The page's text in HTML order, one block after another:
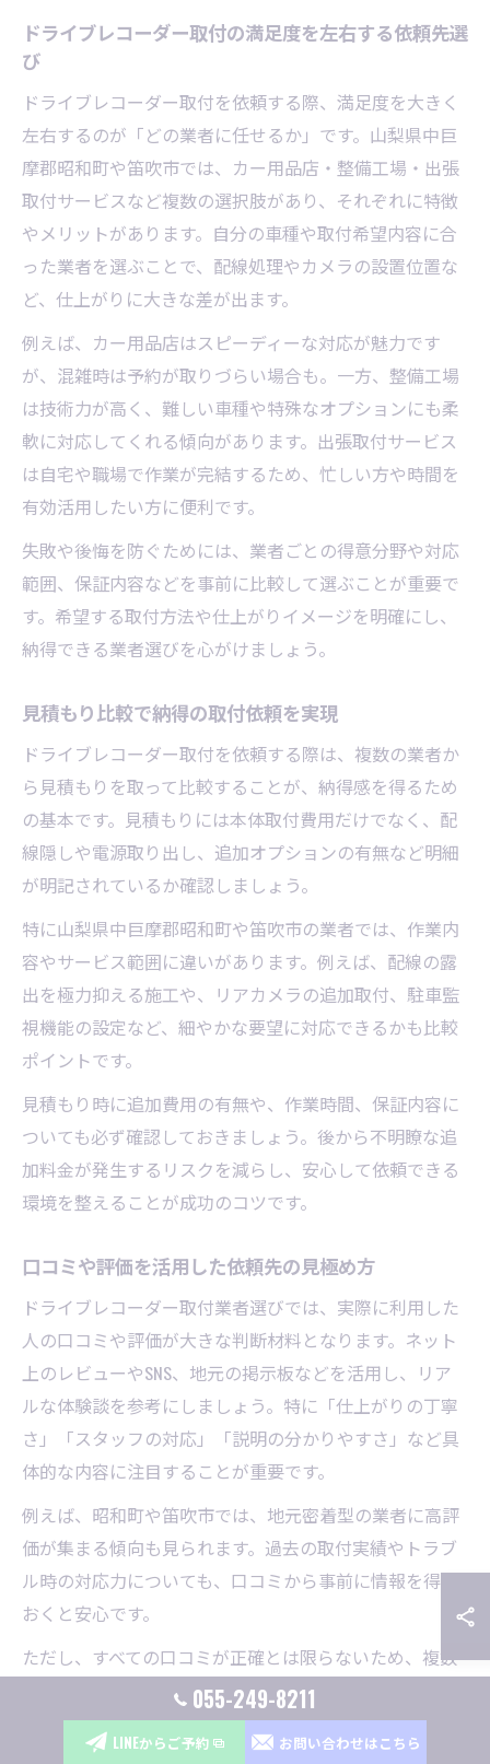
ドライブレコーダー取付の満足度を左右する依頼先選
び
ドライブレコーダー取付を依頼する際、満足度を大きく
左右するのが「どの業者に任せるか」です。山梨県中巨
摩郡昭和町や笛吹市では、カー用品店・整備工場・出張
取付サービスなど複数の選択肢があり、それぞれに特徴
やメリットがあります。自分の車種や取付希望内容に合
った業者を選ぶことで、配線処理やカメラの設置位置な
ど、仕上がりに大きな差が出ます。
例えば、カー用品店はスピーディーな対応が魅力です
が、混雑時は予約が取りづらい場合も。一方、整備工場
は技術力が高く、難しい車種や特殊なオプションにも柔
軟に対応してくれる傾向があります。出張取付サービス
は自宅や職場で作業が完結するため、忙しい方や時間を
有効活用したい方に便利です。
失敗や後悔を防ぐためには、業者ごとの得意分野や対応
範囲、保証内容などを事前に比較して選ぶことが重要で
す。希望する取付方法や仕上がりイメージを明確にし、
納得できる業者選びを心がけましょう。
見積もり比較で納得の取付依頼を実現
ドライブレコーダー取付を依頼する際は、複数の業者か
ら見積もりを取って比較することが、納得感を得るため
の基本です。見積もりには本体取付費用だけでなく、配
線隠しや電源取り出し、追加オプションの有無など明細
が明記されているか確認しましょう。
特に山梨県中巨摩郡昭和町や笛吹市の業者では、作業内
容やサービス範囲に違いがあります。例えば、配線の露
出を極力抑える施工や、リアカメラの追加取付、駐車監
視機能の設定など、細やかな要望に対応できるかも比較
ポイントです。
見積もり時に追加費用の有無や、作業時間、保証内容に
ついても必ず確認しておきましょう。後から不明瞭な追
加料金が発生するリスクを減らし、安心して依頼できる
環境を整えることが成功のコツです。
口コミや評価を活用した依頼先の見極め方
ドライブレコーダー取付業者選びでは、実際に利用した
人の口コミや評価が大きな判断材料となります。ネット
上のレビューやSNS、地元の掲示板などを活用し、リア
ルな体験談を参考にしましょう。特に「仕上がりの丁寧
さ」「スタッフの対応」「説明の分かりやすさ」など具
体的な内容に注目することが重要です。
例えば、昭和町や笛吹市では、地元密着型の業者に高評
価が集まる傾向も見られます。過去の取付実績やトラブ
ル時の対応力についても、口コミから事前に情報を得て
おくと安心です。
ただし、すべての口コミが正確とは限らないため、複数
の評価を比較しながら総合的に判断することが大切で
す。実際に店舗へ足を運び、スタッフと直接話すこと
で、より確かな情報を得られるでしょう。
055-249-8211
LINEからご予約 お問い合わせはこちら